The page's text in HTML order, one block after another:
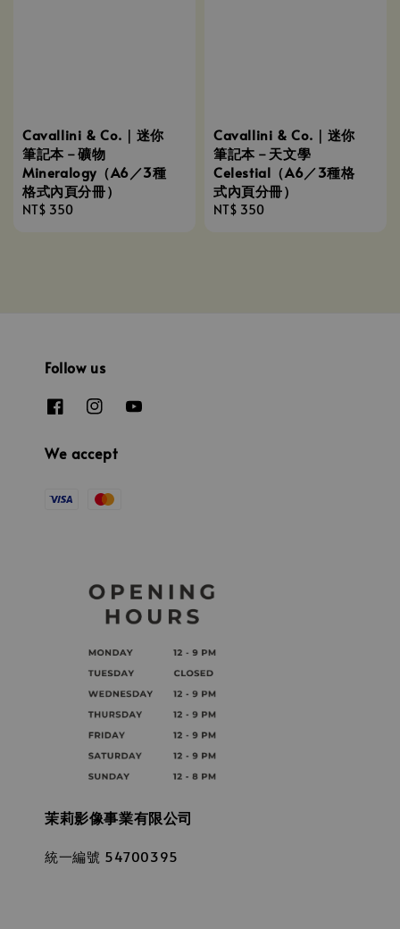
Cavallini & Co.｜迷你
筆記本－礦物
Mineralogy（A6／3種
格式內頁分冊）
Regular
NT$ 350
Cavallini & Co.｜迷你
筆記本－天文學
Celestial（A6／3種格
式內頁分冊）
Regular
NT$ 350
Follow us
We accept
茉莉影像事業有限公司
統一編號 54700395